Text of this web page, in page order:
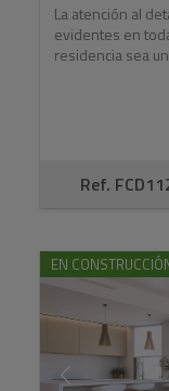
La atención al
evidentes en
residencia sea
Ref.
EN